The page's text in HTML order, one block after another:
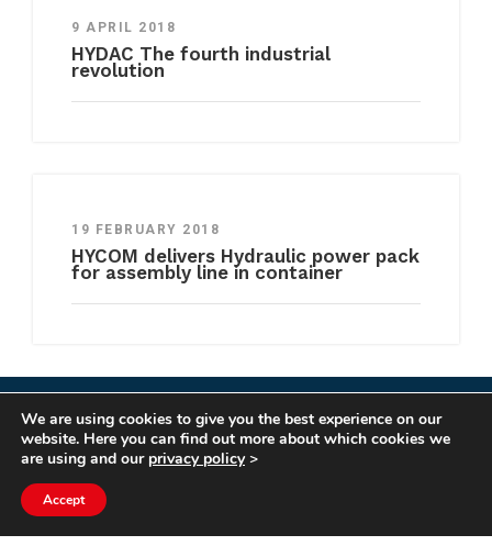
9 APRIL 2018
HYDAC The fourth industrial
revolution
19 FEBRUARY 2018
HYCOM delivers Hydraulic power pack
for assembly line in container
COPYRIGHT HYCOM ALL RIGHTS RESERVED |
IMPRINT|TERMS & CONDITIONS
We are using cookies to give you the best experience on our
website. Here you can find out more about which cookies we
are using and our privacy policy>
Accept